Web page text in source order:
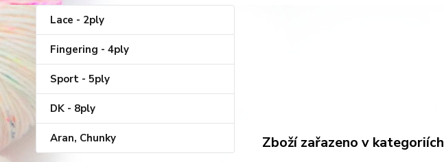
Lace - 2ply
Fingering - 4ply
Sport - 5ply
DK - 8ply
Aran, Chunky Zboží zařazeno v kategoriích